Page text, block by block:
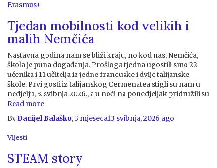
Erasmus+
Tjedan mobilnosti kod velikih i
malih Nemčića
Nastavna godina nam se bliži kraju, no kod nas, Nemčića,
škola je puna događanja. Prošloga tjedna ugostili smo 22
učenika i 11 učitelja iz jedne francuske i dvije talijanske
škole. Prvi gosti iz talijanskog Cermenatea stigli su nam u
nedjelju, 3. svibnja 2026., a u noći na ponedjeljak pridružili su
Read more
By Danijel Balaško,3 mjeseca13 svibnja, 2026 ago
Vijesti
STEAM story